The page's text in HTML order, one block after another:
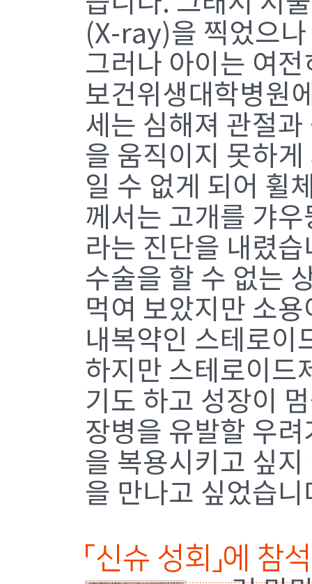
(X-ray)을 찍었으
그러나 아이는 여
보건위생대학병원
세는 심해져 관절
을 움직이지 못하
일 수 없게 되어 휠
께서는 고개를 갸
라는 진단을 내렸
수술을 할 수 없는
먹여 보았지만 소
내복약인 스테로이
하지만 스테로이드
기도 하고 성장이
장병을 유발할 우
을 복용시키고 싶
을 만나고 싶었습니
「신슈 성회」에